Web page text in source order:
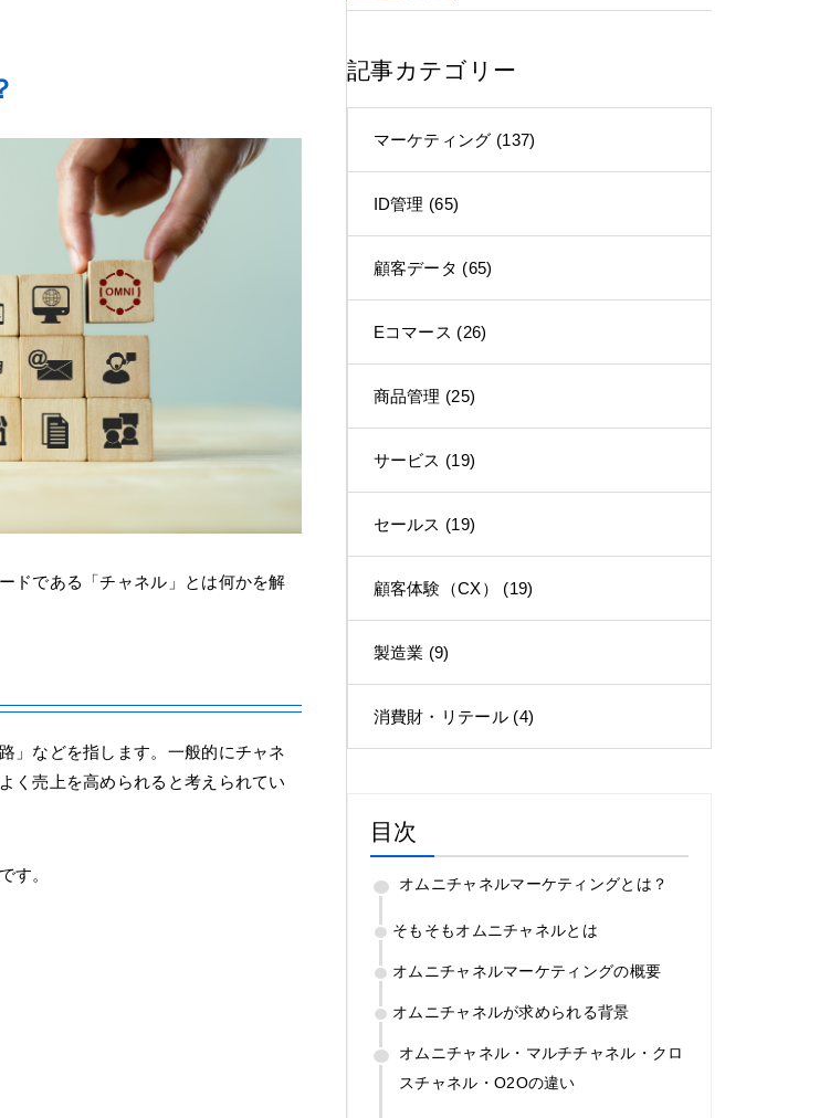
ドである「チャネル」とは何かを解
」などを指します。一般的にチャネ
く売上を高められると考えられてい
す。
記事カテゴリー
マーケティング (137)
ID管理 (65)
顧客データ (65)
Eコマース (26)
商品管理 (25)
サービス (19)
セールス (19)
顧客体験（CX） (19)
製造業 (9)
消費財・リテール (4)
目次
オムニチャネルマーケティングとは？
そもそもオムニチャネルとは
オムニチャネルマーケティングの概要
オムニチャネルが求められる背景
オムニチャネル・マルチチャネル・クロ
スチャネル・O2Oの違い